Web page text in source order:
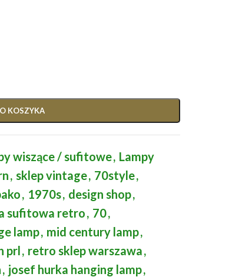
KOSZYKA
wiszące / sufitowe, Lampy
, sklep vintage, 70style,
, 1970s, design shop,
sufitowa retro, 70,
lamp, mid century lamp,
prl, retro sklep warszawa,
, josef hurka hanging lamp,